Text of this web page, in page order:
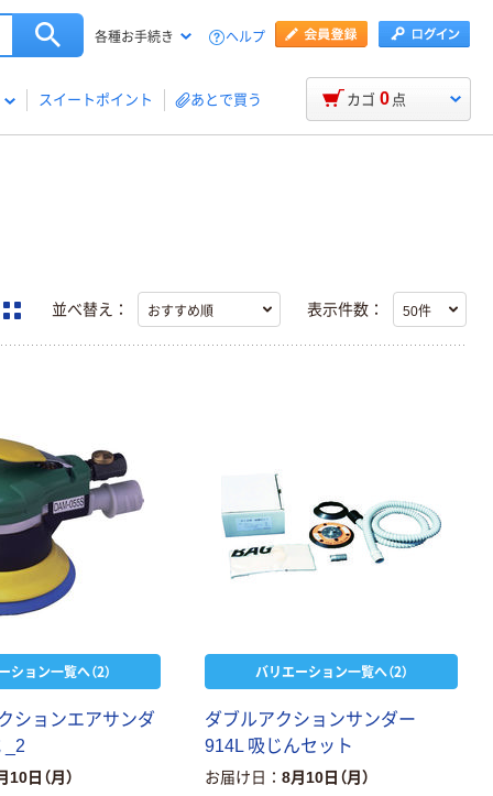
各種お手続き ヘルプ
スイートポイント あとで買う カゴ 0 点
並べ替え： 表示件数：
ション一覧へ（2）
ションエアサンダ
_2
10日（月）
バリエーション一覧へ（2）
ダブルアクションサンダー
914L 吸じんセット
お届け日 8月10日（月）